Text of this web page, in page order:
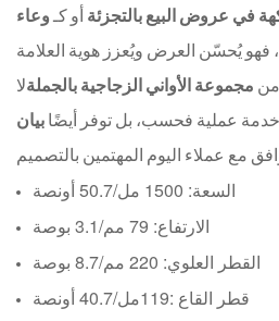
في عروض البيع بالتجزئة أو كـ وعاء
، فهو يُحسّن العرض ويُعزز هوية العلامة
من مجموعة الأواني الزجاجية بالجملةلا
عملية فحسب، بل توفر أيضًا بيان
السعة: 1500 مل/50.7 أونصة
الارتفاع: 79 مم/3.1 بوصة
القطر العلوي: 220 مم/8.7 بوصة
قطر القاع :
119مل/40.7 أونصة